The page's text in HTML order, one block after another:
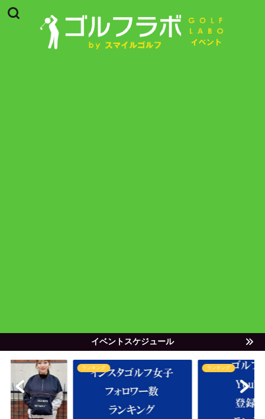
イベントスケジュール
ランキング ランキング